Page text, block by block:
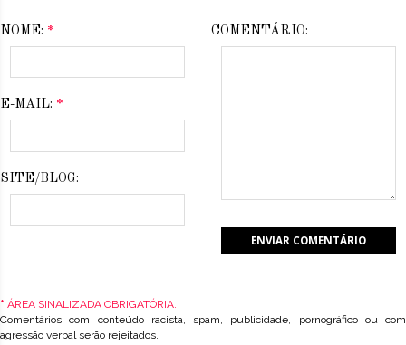
NOME: *
E-MAIL: *
SITE/BLOG:
COMENTÁRIO:
* ÁREA SINALIZADA OBRIGATÓRIA.
Comentários com conteúdo racista, spam, publicidade, pornográfico ou com
agressão verbal serão rejeitados.